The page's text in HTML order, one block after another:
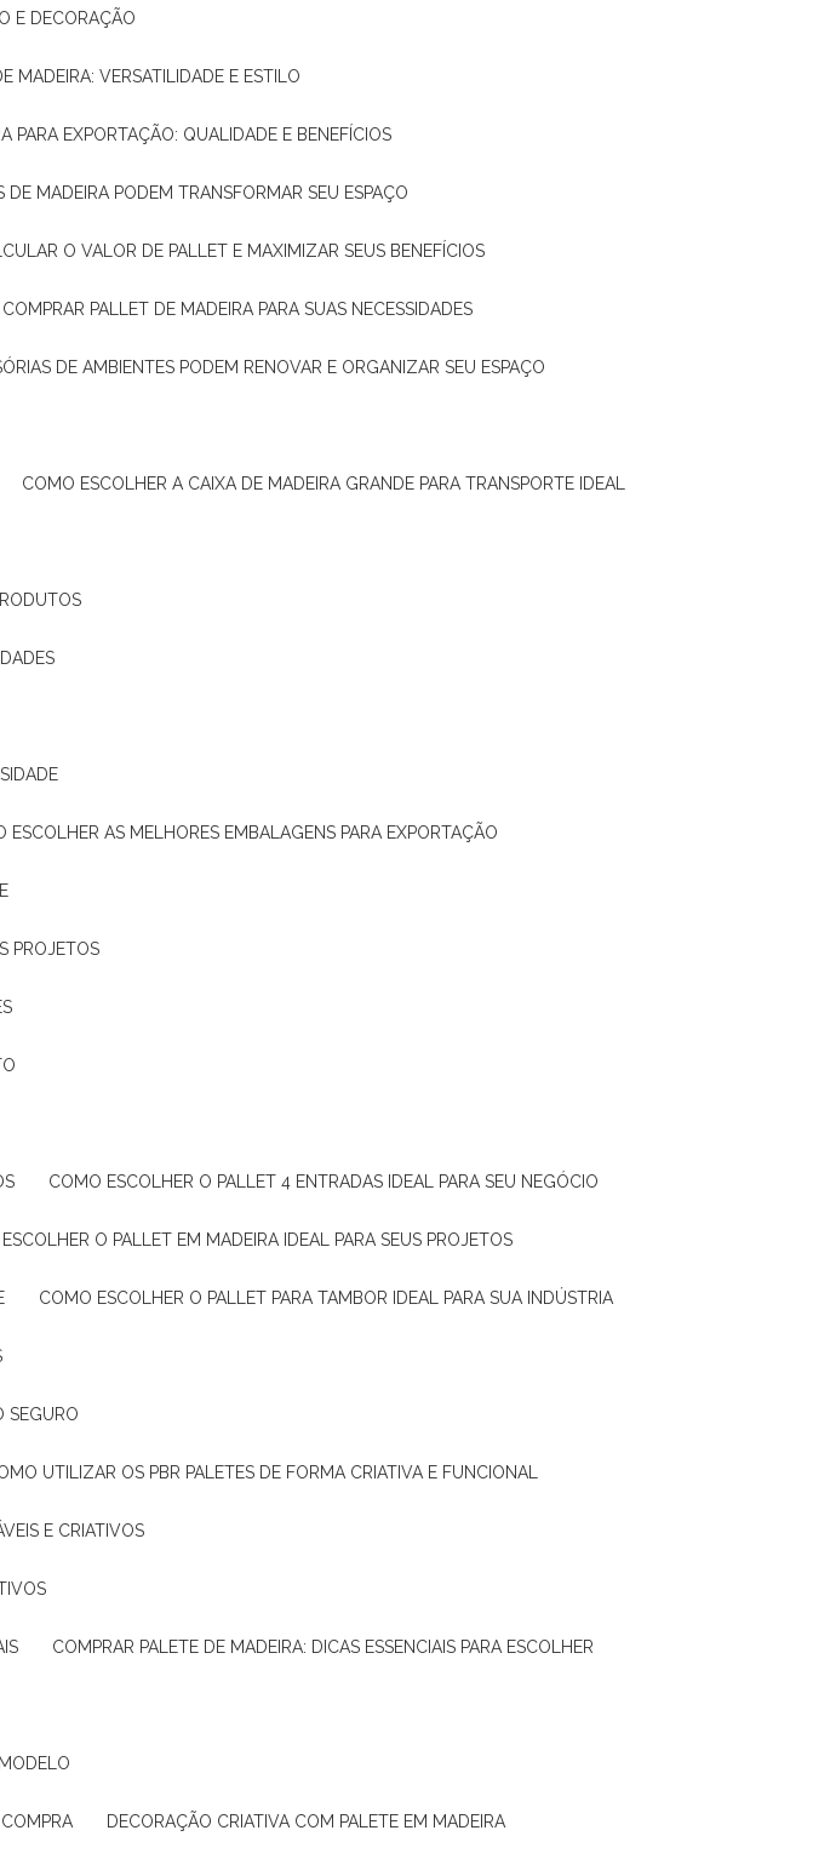
E DECORAÇÃO
MADEIRA: VERSATILIDADE E ESTILO
PARA EXPORTAÇÃO: QUALIDADE E BENEFÍCIOS
DE MADEIRA PODEM TRANSFORMAR SEU ESPAÇO
O VALOR DE PALLET E MAXIMIZAR SEUS BENEFÍCIOS
COMPRAR PALLET DE MADEIRA PARA SUAS NECESSIDADES
DE AMBIENTES PODEM RENOVAR E ORGANIZAR SEU ESPAÇO
COMO ESCOLHER A CAIXA DE MADEIRA GRANDE PARA TRANSPORTE IDEAL
ESCOLHER AS MELHORES EMBALAGENS PARA EXPORTAÇÃO
PROJETOS
COMO ESCOLHER O PALLET 4 ENTRADAS IDEAL PARA SEU NEGÓCIO
ESCOLHER O PALLET EM MADEIRA IDEAL PARA SEUS PROJETOS
COMO ESCOLHER O PALLET PARA TAMBOR IDEAL PARA SUA INDÚSTRIA
SEGURO
UTILIZAR OS PBR PALETES DE FORMA CRIATIVA E FUNCIONAL
E CRIATIVOS
COMPRAR PALETE DE MADEIRA: DICAS ESSENCIAIS PARA ESCOLHER
DECORAÇÃO CRIATIVA COM PALETE EM MADEIRA